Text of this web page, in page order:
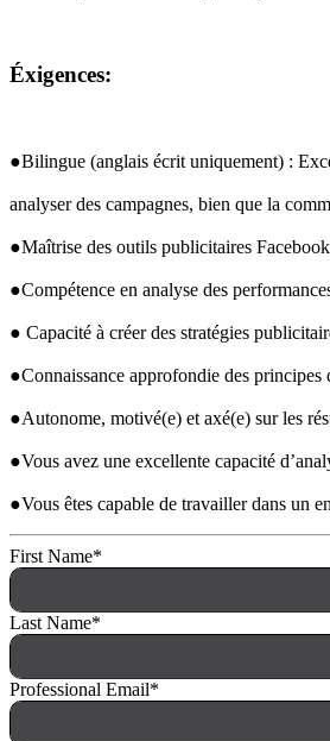
Éxigences:
●Bilingue (anglais écrit uniquement) :
analyser des campagnes, bien que la
●Maîtrise des outils publicitaires
●Compétence en analyse des
● Capacité à créer des stratégies
●Connaissance approfondie des
●Autonome, motivé(e) et axé(e) sur les
●Vous avez une excellente capacité
●Vous êtes capable de travailler dans un
First Name*
Last Name*
Professional Email*